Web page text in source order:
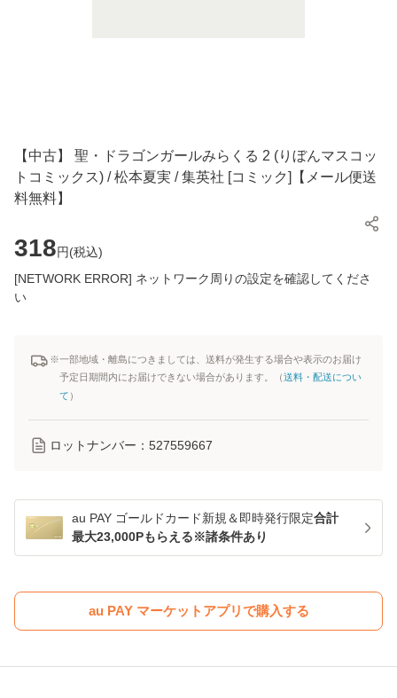
【中古】 聖・ドラゴンガールみらくる 2 (りぼんマスコッ
トコミックス) / 松本夏実 / 集英社 [コミック]【メール便送
料無料】
318円(税込)
[NETWORK ERROR] ネットワーク周りの設定を確認してくださ
い
※一部地域・離島につきましては、送料が発生する場合や表示のお届け
予定日期間内にお届けできない場合があります。（送料・配送につい
て ）
ロットナンバー： 527559667
au PAY ゴールドカード新規＆即時発行限定合計
最大23,000Pもらえる※諸条件あり
au PAY マーケットアプリで購入する